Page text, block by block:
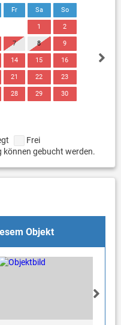
Fr Sa So
1 2
7 8 9
14 15 16
21 22 23
28 29 30
Frei
können gebucht werden.
Objekt